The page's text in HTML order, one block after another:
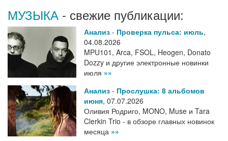
МУЗЫКА - свежие публикации:
Анализ - Проверка пульса: июль,
04.08.2026
MPU101, Arca, FSOL, Heogen, Donato
Dozzy и другие электронные новинки
июля »»
Анализ - Прослушка: 8 альбомов
июня, 07.07.2026
Оливия Родриго, MONO, Muse и Tara
Clerkin Trio - в обзоре главных новинок
месяца »»